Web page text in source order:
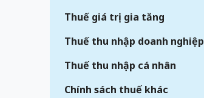
Thuế giá trị gia tăng
Thuế thu nhập doanh nghiệp
Thuế thu nhập cá nhân
Chính sách thuế khác